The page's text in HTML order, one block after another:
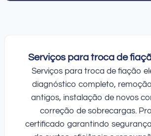
Serviços para troca de
Serviços para troca de fiação
diagnóstico completo,
antigos, instalação de novos
correção de sobrecargas.
certificado garantindo